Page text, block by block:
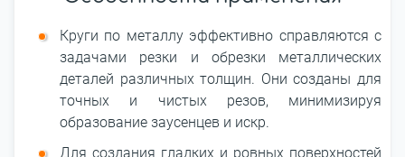
Круги по металлу эффективно справляются с
задачами резки и обрезки металлических
деталей различных толщин. Они созданы для
точных и чистых резов, минимизируя
образование заусенцев и искр.
Для создания гладких и ровных поверхностей